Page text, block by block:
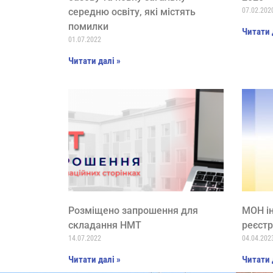
середню освіту, які містять
помилки
01.07.2022
Читати далі »
Читати
Розміщено запрошення для
складання НМТ
14.07.2022
Читати далі »
МОН
Читати